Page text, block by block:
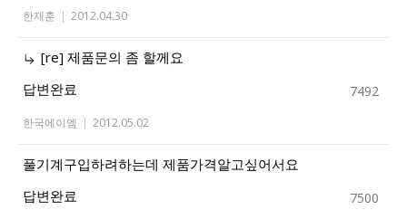
한재훈 | 2012.04.30
[re] 제품문의 좀 할께요
답변완료
한국에이엠 | 2012.05.02
7492
풀기계구입하려하는데 제품가격알고싶어서요
답변완료
7500